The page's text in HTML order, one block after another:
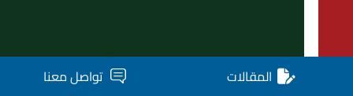
المقالات تواصل معنا